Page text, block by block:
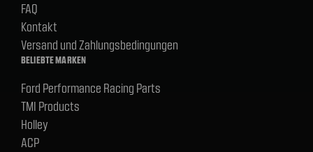
FAQ
Kontakt
Versand und Zahlungsbedingungen
BELIEBTE MARKEN
Ford Performance Racing Parts
TMI Products
Holley
ACP